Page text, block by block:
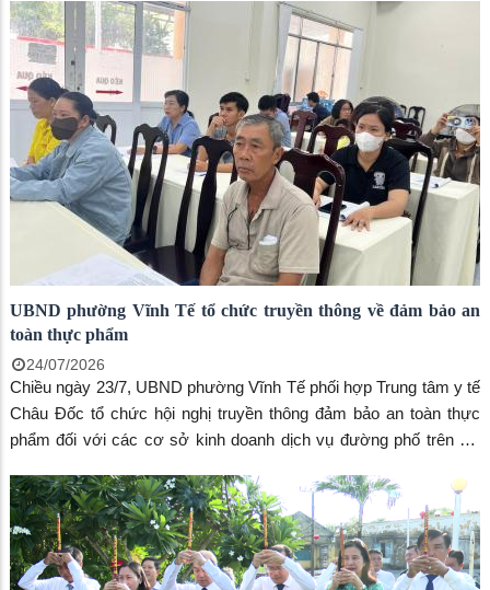
Thu Trang, Chủ tịch UBMTTQ VN phường
UBND phường Vĩnh Tế tổ chức truyền thông về đảm bảo an
toàn thực phẩm
24/07/2026
Chiều ngày 23/7, UBND phường Vĩnh Tế phối hợp Trung tâm y tế
Châu Đốc tổ chức hội nghị truyền thông đảm bảo an toàn thực
phẩm đối với các cơ sở kinh doanh dịch vụ đường phố trên địa
quy định của pháp luật về an toàn thực phẩm, góp phần bảo vệ
sức khỏe người tiêu dùng và xây dựng môi trường kinh doanh
văn minh, an toàn.